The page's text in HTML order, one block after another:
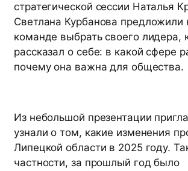
стратегической сессии Наталья
Светлана Курбанова предложили
команде выбрать своего лидера,
рассказал о себе: в какой сфере
почему она важна для общества.
Из небольшой презентации
узнали о том, какие изменения
Липецкой области в 2025 году.
частности, за прошлый год было